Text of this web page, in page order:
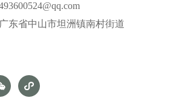
东省中山市坦洲镇南村街道